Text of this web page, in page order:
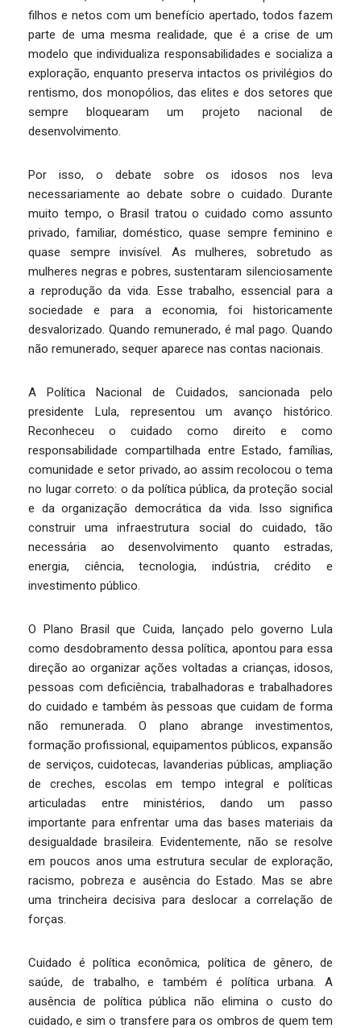
filhos e netos com um benefício apertado, todos fazem
parte de uma mesma realidade, que é a crise de um
modelo que individualiza responsabilidades e socializa a
exploração, enquanto preserva intactos os privilégios do
rentismo, dos monopólios, das elites e dos setores que
sempre bloquearam um projeto nacional de
desenvolvimento.
Por isso, o debate sobre os idosos nos leva
necessariamente ao debate sobre o cuidado. Durante
muito tempo, o Brasil tratou o cuidado como assunto
privado, familiar, doméstico, quase sempre feminino e
quase sempre invisível. As mulheres, sobretudo as
mulheres negras e pobres, sustentaram silenciosamente
a reprodução da vida. Esse trabalho, essencial para a
sociedade e para a economia, foi historicamente
desvalorizado. Quando remunerado, é mal pago. Quando
não remunerado, sequer aparece nas contas nacionais.
A Política Nacional de Cuidados, sancionada pelo
presidente Lula, representou um avanço histórico.
Reconheceu o cuidado como direito e como
responsabilidade compartilhada entre Estado, famílias,
comunidade e setor privado, ao assim recolocou o tema
no lugar correto: o da política pública, da proteção social
e da organização democrática da vida. Isso significa
construir uma infraestrutura social do cuidado, tão
necessária ao desenvolvimento quanto estradas,
energia, ciência, tecnologia, indústria, crédito e
investimento público.
O Plano Brasil que Cuida, lançado pelo governo Lula
como desdobramento dessa política, apontou para essa
direção ao organizar ações voltadas a crianças, idosos,
pessoas com deficiência, trabalhadoras e trabalhadores
do cuidado e também às pessoas que cuidam de forma
não remunerada. O plano abrange investimentos,
formação profissional, equipamentos públicos, expansão
de serviços, cuidotecas, lavanderias públicas, ampliação
de creches, escolas em tempo integral e políticas
articuladas entre ministérios, dando um passo
importante para enfrentar uma das bases materiais da
desigualdade brasileira. Evidentemente, não se resolve
em poucos anos uma estrutura secular de exploração,
racismo, pobreza e ausência do Estado. Mas se abre
uma trincheira decisiva para deslocar a correlação de
forças.
Cuidado é política econômica, política de gênero, de
saúde, de trabalho, e também é política urbana. A
ausência de política pública não elimina o custo do
cuidado, e sim o transfere para os ombros de quem tem